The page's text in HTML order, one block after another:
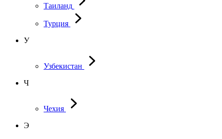
Таиланд
Турция
У
Узбекистан
Ч
Чехия
Э